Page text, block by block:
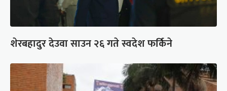
शेरबहादुर देउवा साउन २६ गते स्वदेश फर्किने